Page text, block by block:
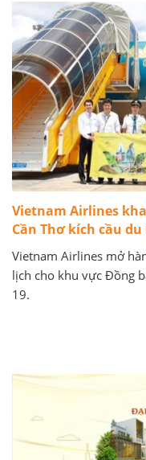
Vietnam Airlines
Cần Thơ kích cầu du
Vietnam Airlines mở
lịch cho khu vực Đồng
19.